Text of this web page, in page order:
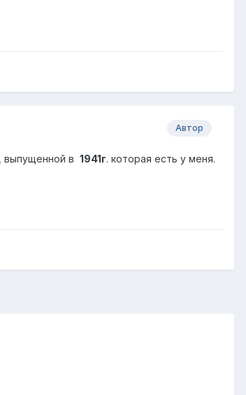
Автор
выпущенной в 1941г. которая есть у меня.